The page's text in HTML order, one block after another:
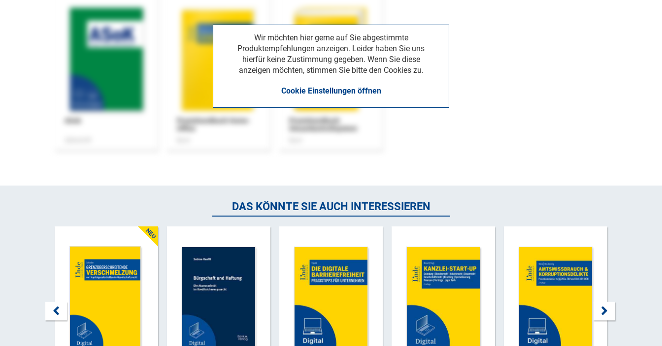
Wir möchten hier gerne auf Sie abgestimmte
Produktempfehlungen anzeigen. Leider haben Sie uns
hierfür keine Zustimmung gegeben. Wenn Sie diese
anzeigen möchten, stimmen Sie bitte den Cookies zu.
Cookie Einstellungen öffnen
Praxishandbuch Home-
Praxishandbuch
DAS KÖNNTE SIE AUCH INTERESSIEREN